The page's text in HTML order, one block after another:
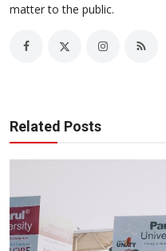
matter to the public.
Related Posts